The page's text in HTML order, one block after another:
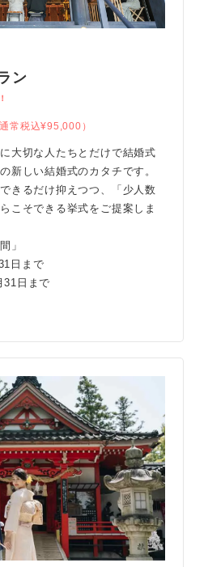
ン
通常税込¥95,000）
大切な人たちとだけで結婚式
新しい結婚式のカタチです。
きるだけ抑えつつ、「少人数
こそできる挙式をご提案しま
」
日まで
31日まで